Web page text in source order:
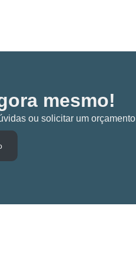
mesmo!
ou solicitar um orçamento